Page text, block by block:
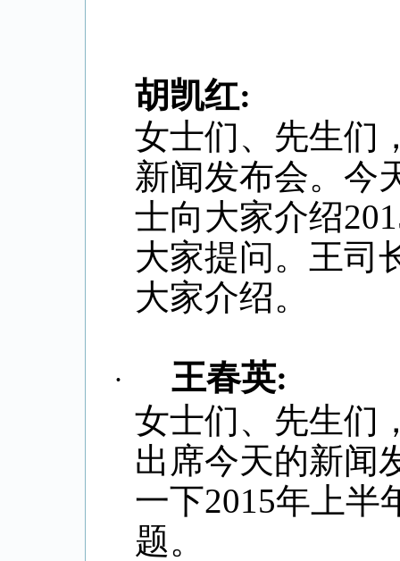
胡凯红:
女士们、先生们
新闻发布会。今
士向大家介绍
大家提问。王司
大家介绍。
· 王春英:
女士们、先生们
出席今天的新闻
一下2015年上半
题。